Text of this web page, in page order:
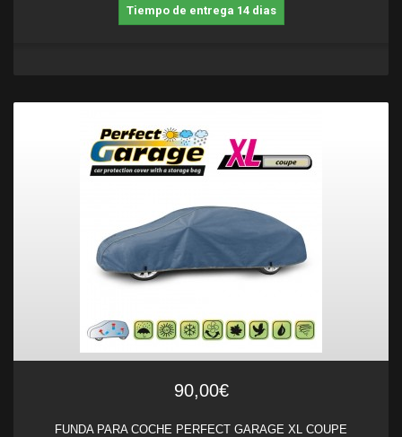
Tiempo de entrega 14 dias
90,00€
FUNDA PARA COCHE PERFECT GARAGE XL COUPE